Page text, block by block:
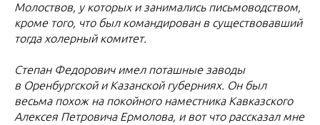
Молоствов, у которых и занимались письмоводством,
кроме того, что был командирован в существовавший
тогда холерный комитет.
Степан Федорович имел поташные заводы
в Оренбургской и Казанской губерниях. Он был
весьма похож на покойного наместника Кавказского
Алексея Петровича Ермолова, и вот что рассказал мне